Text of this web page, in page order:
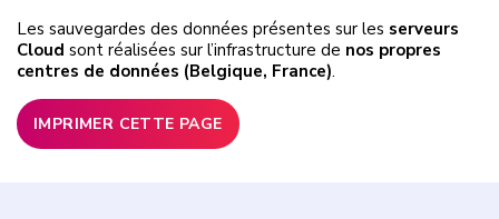
Les sauvegardes des données présentes sur les serveurs
Cloud sont réalisées sur l’infrastructure de nos propres
centres de données (Belgique, France).
IMPRIMER CETTE PAGE